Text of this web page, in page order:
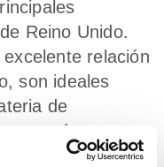
Reino Unido.
relación
son ideales
de
y fiabilidad.